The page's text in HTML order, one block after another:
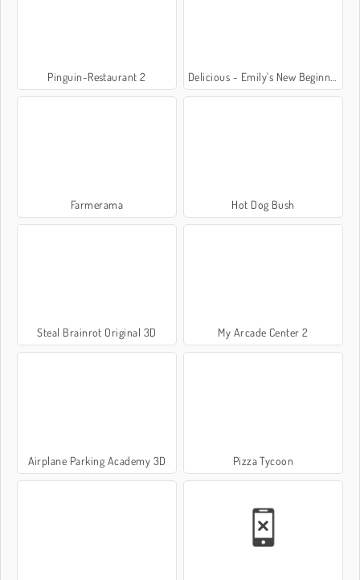
Pinguin-Restaurant 2 Delicious - Emily's New Beginning
Farmerama Hot Dog Bush
Steal Brainrot Original 3D My Arcade Center 2
Airplane Parking Academy 3D Pizza Tycoon